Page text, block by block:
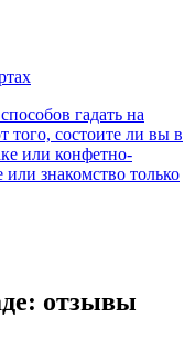
гадать на
того, состоите ли вы в
или конфетно-
или знакомство только
отзывы